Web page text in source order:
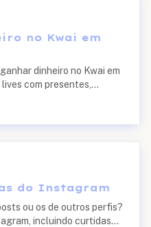
no Kwai em
dinheiro no Kwai em
com presentes,
do Instagram
ou os de outros perfis?
incluindo curtidas